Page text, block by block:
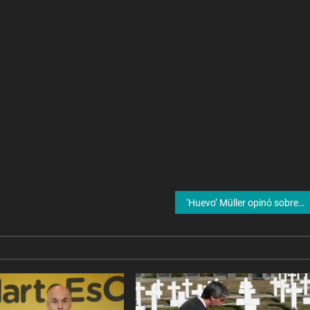
‘Huevo’ Müller opinó sobre el escándalo entre Romina Gaetani y Facundo Arana: “Le creo a Romina”